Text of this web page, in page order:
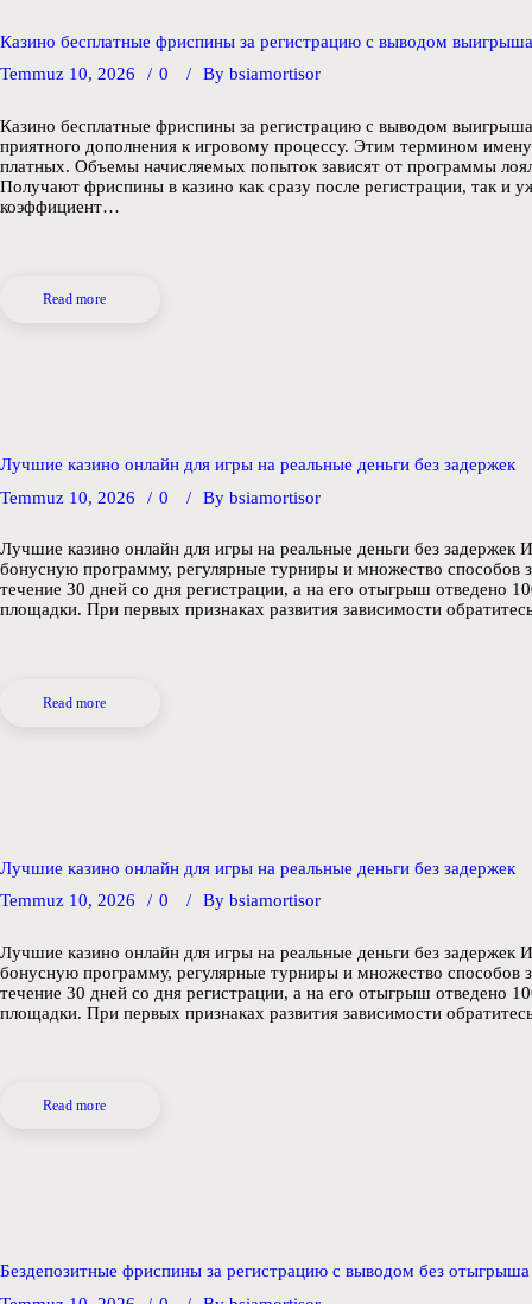
Казино бесплатные фриспины за регистрацию с выводом выигрыша
Temmuz 10, 2026
0 By bsiamortisor
Казино бесплатные фриспины за регистрацию с выводом
приятного дополнения к игровому процессу. Этим термином
платных. Объемы начисляемых попыток зависят от программы
Получают фриспины в казино как сразу после регистрации, так и
коэффициент…
Read more
Лучшие казино онлайн для игры на реальные деньги без задержек
Temmuz 10, 2026
0 By bsiamortisor
Лучшие казино онлайн для игры на реальные деньги без
бонусную программу, регулярные турниры и множество способов
течение 30 дней со дня регистрации, а на его отыгрыш отведено
площадки. При первых признаках развития зависимости
Read more
Лучшие казино онлайн для игры на реальные деньги без задержек
Temmuz 10, 2026
0 By bsiamortisor
Лучшие казино онлайн для игры на реальные деньги без
бонусную программу, регулярные турниры и множество способов
течение 30 дней со дня регистрации, а на его отыгрыш отведено
площадки. При первых признаках развития зависимости
Read more
Бездепозитные фриспины за регистрацию с выводом без отыгрыша